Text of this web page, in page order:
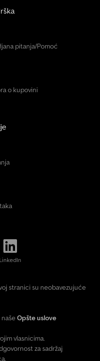
pitanja/Pomoć
o kupovini
LinkedIn
stranici su neobavezujuće
Opšte uslove
vlasnicima.
za sadržaj